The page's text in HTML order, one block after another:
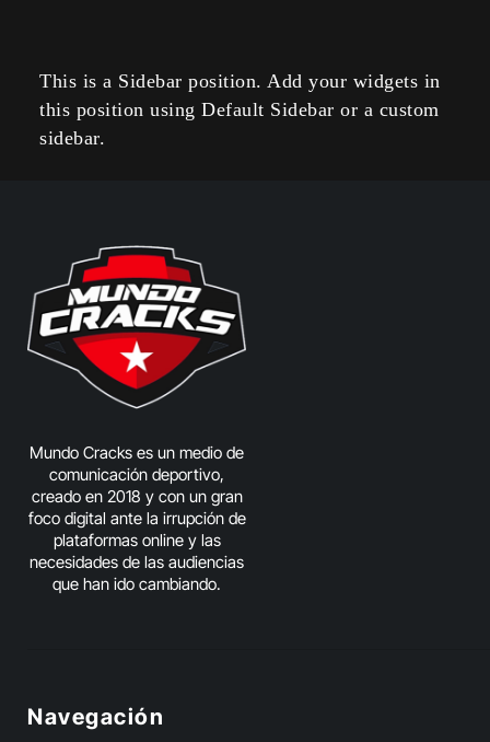
This is a Sidebar position. Add your widgets in
this position using Default Sidebar or a custom
sidebar.
Mundo Cracks es un medio de
comunicación deportivo,
creado en 2018 y con un gran
foco digital ante la irrupción de
plataformas online y las
necesidades de las audiencias
que han ido cambiando.
Navegación